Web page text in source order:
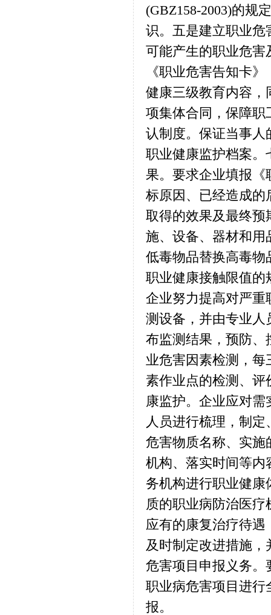
(GBZ158-2003)的规
识。五是建立职业危
可能产生的职业危害
《职业危害告知卡
健康三级教育内容，
项集体合同，保障职
认制度。保证当事人
职业健康监护档案。
果。要求企业填报《
标原因、已经造成的
取得的效果及最终预
施、设备、器材和用
低毒物品替换高毒物
职业健康接触限值的
企业努力提高对严重
测设备，并由专业人
布监测结果，预防、
业危害因素检测，
素作业点的检测、评
康监护。企业应对
人员进行梳理，制
危害物质名称、实施
机构、落实时间等内
务机构进行职业健
质的职业病防治医
应有的康复治疗待
及时制定改进措施
危害项目申报义务。
职业病危害项目进行
报。